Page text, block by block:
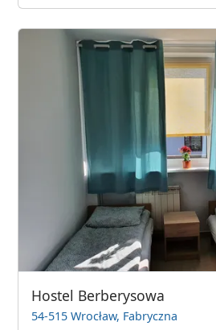
Hostel Berberysowa
54-515 Wrocław, Fabryczna